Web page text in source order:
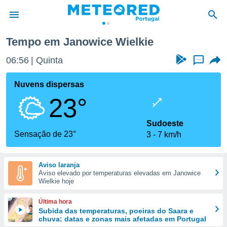
da
foi
fornecidas
a este
das
e
forma
digital
Tempo em Janowice Wielkie
06:56 Quinta ...
Nuvens dispersas
23°
Sensação de 23°
Sudoeste
3
7 km/h
Aviso laranja
Aviso elevado por temperaturas elevadas em Janowice
Wielkie hoje
Última hora
Subida das temperaturas, poeiras do Saara e
chuva: datas e zonas mais afetadas em Portugal